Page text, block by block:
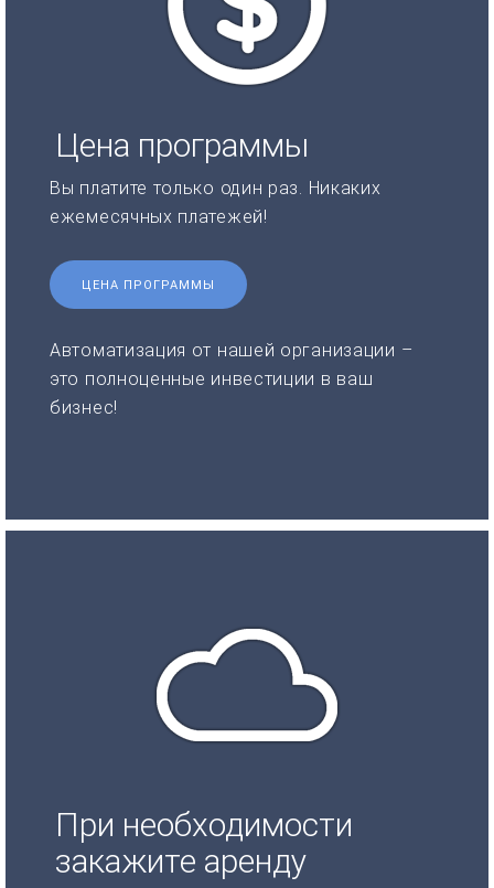
Цена программы
Вы платите только один раз. Никаких
ежемесячных платежей!
ЦЕНА ПРОГРАММЫ
Автоматизация от нашей организации –
это полноценные инвестиции в ваш
бизнес!
При необходимости
закажите аренду